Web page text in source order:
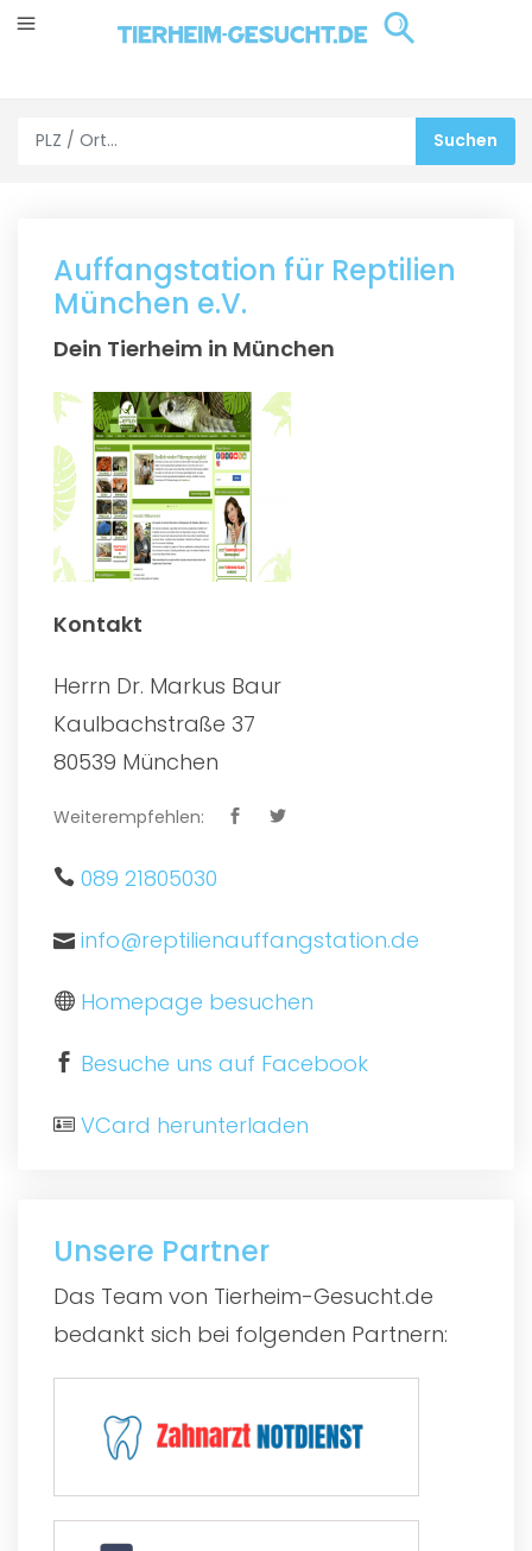
Auffangstation für Reptilien
München e.V.
Dein Tierheim in München
Kontakt
Herrn Dr. Markus Baur
Kaulbachstraße 37
80539 München
Weiterempfehlen:
089 21805030
info@reptilienauffangstation.de
Homepage besuchen
Besuche uns auf Facebook
VCard herunterladen
Unsere Partner
Das Team von Tierheim-Gesucht.de
bedankt sich bei folgenden Partnern: